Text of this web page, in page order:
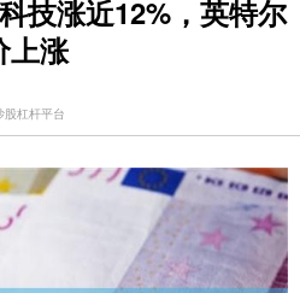
技涨近12%，英特尔
上涨
杠杆平台